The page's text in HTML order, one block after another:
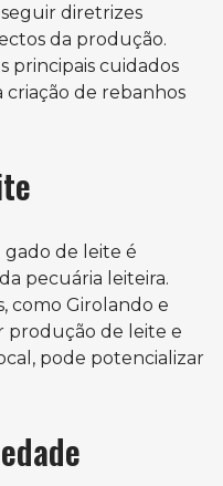
diretrizes
da produção.
principais cuidados
criação de rebanhos
gado de leite é
pecuária leiteira.
como Girolando e
produção de leite e
pode potencializar